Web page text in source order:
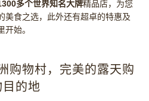
多个世界知名大牌精品店，为您
美食之选，此外还有超卓的特惠及
始。
购物村，完美的露天购
目的地